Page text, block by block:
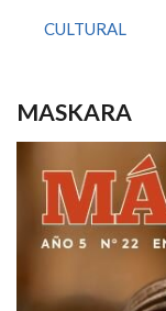
CULTURAL
MASKARA